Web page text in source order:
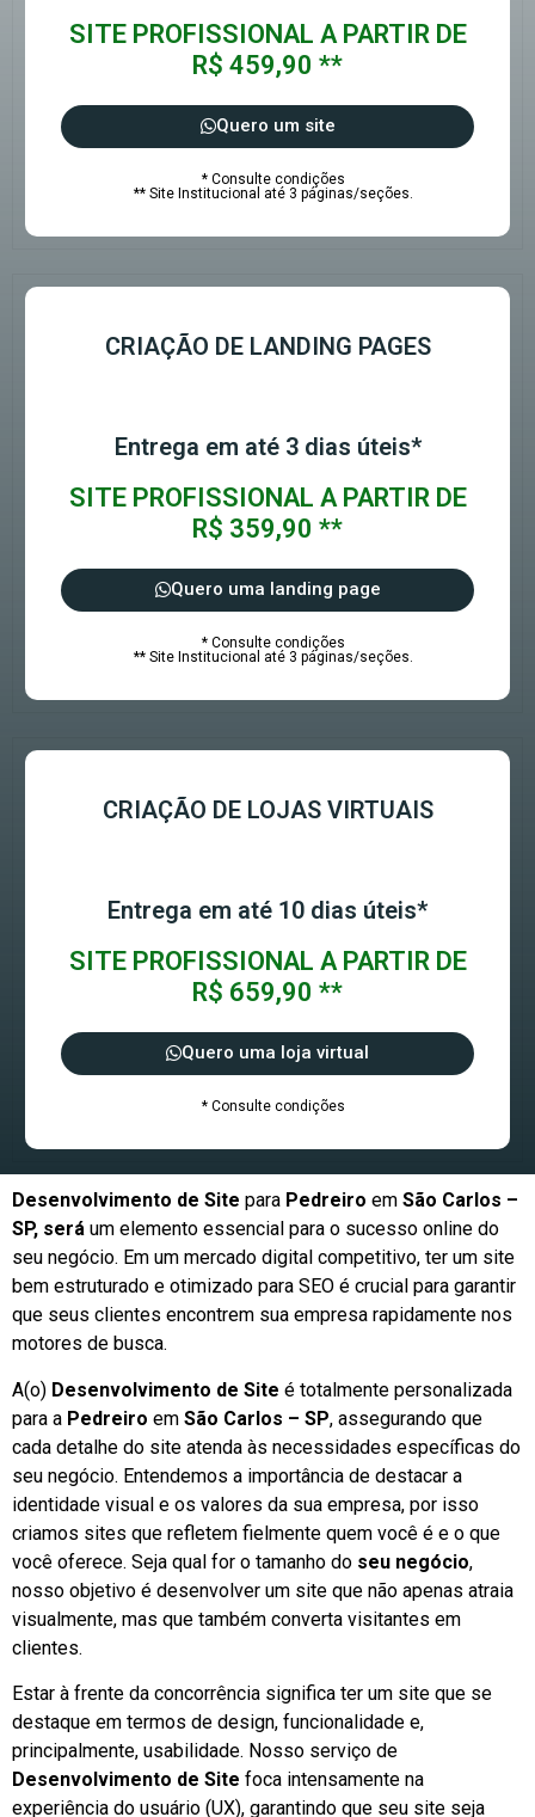
SITE PROFISSIONAL A PARTIR DE
R$ 459,90 **
Quero um site
* Consulte condições
** Site Institucional até 3 páginas/seções.
CRIAÇÃO DE LANDING PAGES
Entrega em até 3 dias úteis*
SITE PROFISSIONAL A PARTIR DE
R$ 359,90 **
Quero uma landing page
* Consulte condições
** Site Institucional até 3 páginas/seções.
CRIAÇÃO DE LOJAS VIRTUAIS
Entrega em até 10 dias úteis*
SITE PROFISSIONAL A PARTIR DE
R$ 659,90 **
Quero uma loja virtual
* Consulte condições
Desenvolvimento de Site para Pedreiro em São Carlos –
SP, será um elemento essencial para o sucesso online do
seu negócio. Em um mercado digital competitivo, ter um site
bem estruturado e otimizado para SEO é crucial para garantir
que seus clientes encontrem sua empresa rapidamente nos
motores de busca.
A(o) Desenvolvimento de Site é totalmente personalizada
para a Pedreiro em São Carlos – SP, assegurando que
cada detalhe do site atenda às necessidades específicas do
seu negócio. Entendemos a importância de destacar a
identidade visual e os valores da sua empresa, por isso
criamos sites que refletem fielmente quem você é e o que
você oferece. Seja qual for o tamanho do seu negócio,
nosso objetivo é desenvolver um site que não apenas atraia
visualmente, mas que também converta visitantes em
clientes.
Estar à frente da concorrência significa ter um site que se
destaque em termos de design, funcionalidade e,
principalmente, usabilidade. Nosso serviço de
Desenvolvimento de Site foca intensamente na
experiência do usuário (UX), garantindo que seu site seja